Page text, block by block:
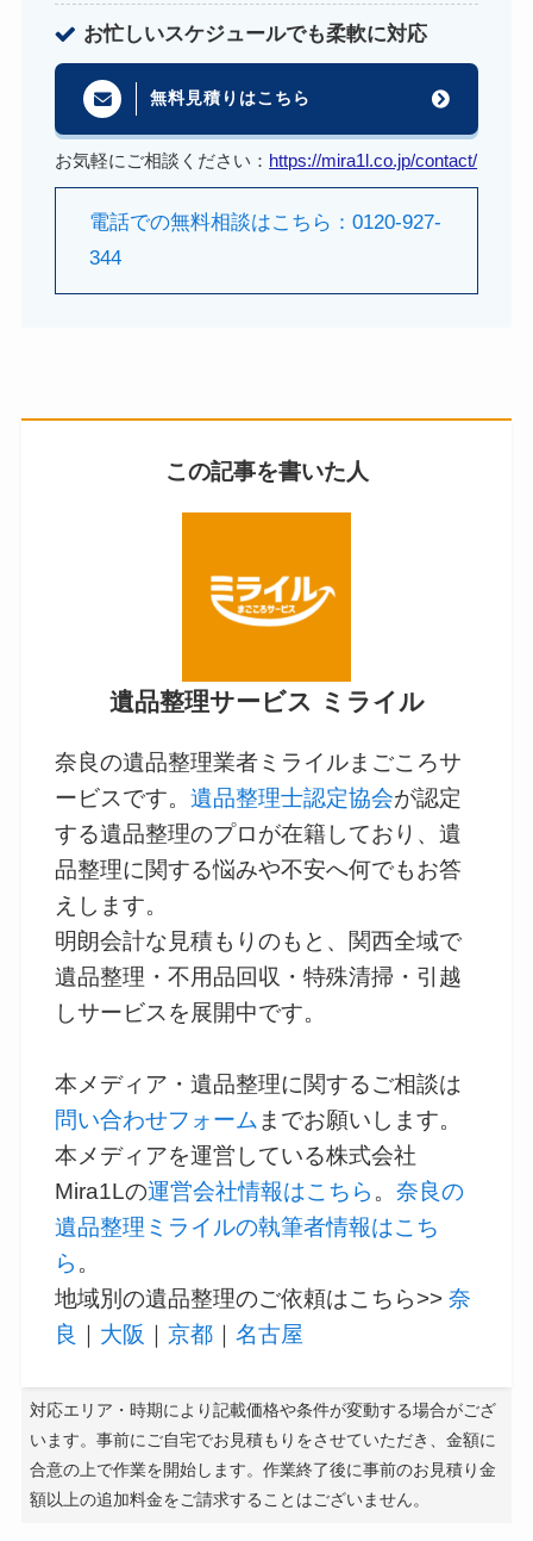
お忙しいスケジュールでも柔軟に対応
無料見積りはこちら
お気軽にご相談ください： https://mira1l.co.jp/contact/
電話での無料相談はこちら：0120-927-
344
この記事を書いた人
遺品整理サービス ミライル
奈良の遺品整理業者ミライルまごころサ
ービスです。遺品整理士認定協会が認定
する遺品整理のプロが在籍しており、遺
品整理に関する悩みや不安へ何でもお答
えします。
明朗会計な見積もりのもと、関西全域で
遺品整理・不用品回収・特殊清掃・引越
しサービスを展開中です。
本メディア・遺品整理に関するご相談は
問い合わせフォームまでお願いします。
本メディアを運営している株式会社
Mira1Lの運営会社情報はこちら 。奈良の
遺品整理ミライルの執筆者情報はこち
ら 。
地域別の遺品整理のご依頼はこちら>>奈
良
大阪 ｜京都 ｜名古屋
対応エリア・時期により記載価格や条件が変動する場合がござ
います。事前にご自宅でお見積もりをさせていただき、金額に
合意の上で作業を開始します。作業終了後に事前のお見積り金
額以上の追加料金をご請求することはございません。